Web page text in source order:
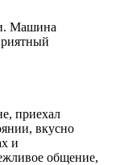
Машина
приехал
вкусно
и
общение,